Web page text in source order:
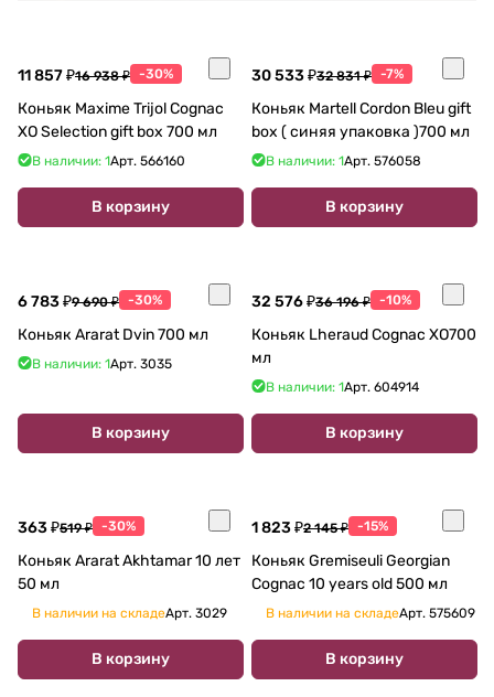
11 857 ₽16 938 ₽ -30%
Коньяк Maxime Trijol Cognac
XO Selection gift box 700 мл
В наличии: 1Арт. 566160
В корзину
30 533 ₽32 831 ₽ -7%
Коньяк Martell Cordon Bleu gift
box ( синяя упаковка )700 мл
В наличии: 1Арт. 576058
В корзину
6 783 ₽9 690 ₽ -30%
Коньяк Ararat Dvin 700 мл
В наличии: 1Арт. 3035
В корзину
32 576 ₽36 196 ₽ -10%
Коньяк Lheraud Cognac XO700
мл
В наличии: 1Арт. 604914
В корзину
363 ₽519 ₽ -30%
Коньяк Ararat Akhtamar 10 лет
50 мл
В наличии на складеАрт. 3029
В корзину
1 823 ₽2 145 ₽ -15%
Коньяк Gremiseuli Georgian
Cognac 10 years old 500 мл
В наличии на складеАрт. 575609
В корзину